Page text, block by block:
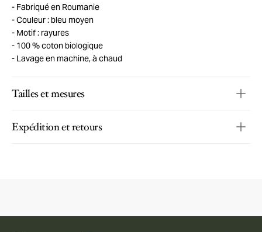
Fabriqué en Roumanie
Couleur : bleu moyen
Motif : rayures
100 % coton biologique
Lavage en machine, à chaud
Tailles et mesures
Expédition et retours